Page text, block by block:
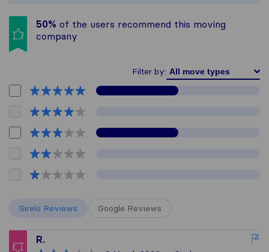
50% of the users recommend this moving
company
Filter by:
Sirelo Reviews Google Reviews
R.